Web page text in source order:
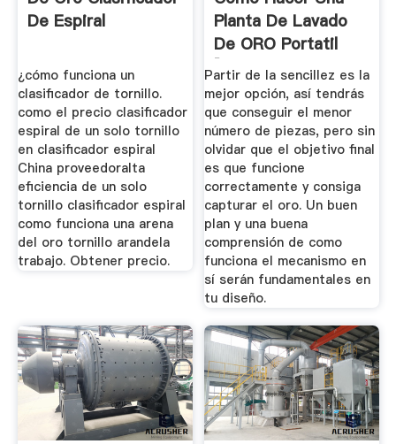
De Espiral
¿cómo funciona un
clasificador de tornillo.
como el precio clasificador
espiral de un solo tornillo
en clasificador espiral
China proveedoralta
eficiencia de un solo
tornillo clasificador espiral
como funciona una arena
del oro tornillo arandela
trabajo. Obtener precio.
Planta De Lavado
De ORO Portatil
[casera ...
Partir de la sencillez es la
mejor opción, así tendrás
que conseguir el menor
número de piezas, pero sin
olvidar que el objetivo final
es que funcione
correctamente y consiga
capturar el oro. Un buen
plan y una buena
comprensión de como
funciona el mecanismo en
sí serán fundamentales en
tu diseño.